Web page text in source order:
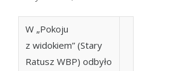
W „Pokoju
z widokiem” (Stary
Ratusz WBP) odbyło